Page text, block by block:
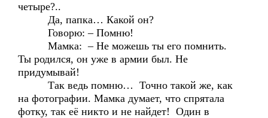
четыре?..
Да, папка… Какой он?
Говорю: – Помню!
Мамка: – Не можешь ты его помнить.
Ты родился, он уже в армии был. Не
придумывай!
Так ведь помню… Точно такой же, как
на фотографии. Мамка думает, что спрятала
фотку, так её никто и не найдет! Один в